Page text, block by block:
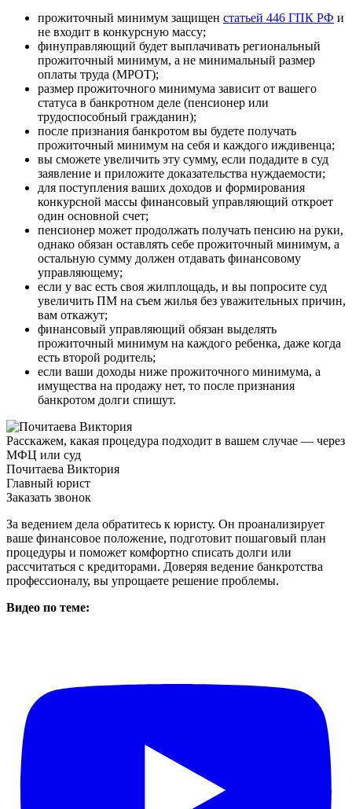
прожиточный минимум защищен статьей 446 ГПК РФ и
не входит в конкурсную массу;
финуправляющий будет выплачивать региональный
прожиточный минимум, а не минимальный размер
оплаты труда (МРОТ);
размер прожиточного минимума зависит от вашего
статуса в банкротном деле (пенсионер или
трудоспособный гражданин);
после признания банкротом вы будете получать
прожиточный минимум на себя и каждого иждивенца;
вы сможете увеличить эту сумму, если подадите в суд
заявление и приложите доказательства нуждаемости;
для поступления ваших доходов и формирования
конкурсной массы финансовый управляющий откроет
один основной счет;
пенсионер может продолжать получать пенсию на руки,
однако обязан оставлять себе прожиточный минимум, а
остальную сумму должен отдавать финансовому
управляющему;
если у вас есть своя жилплощадь, и вы попросите суд
увеличить ПМ на съем жилья без уважительных причин,
вам откажут;
финансовый управляющий обязан выделять
прожиточный минимум на каждого ребенка, даже когда
есть второй родитель;
если ваши доходы ниже прожиточного минимума, а
имущества на продажу нет, то после признания
банкротом долги спишут.
Расскажем, какая процедура подходит в вашем случае — через
МФЦ или суд
Почитаева Виктория
Главный юрист
Заказать звонок
За ведением дела обратитесь к юристу. Он проанализирует
ваше финансовое положение, подготовит пошаговый план
процедуры и поможет комфортно списать долги или
рассчитаться с кредиторами. Доверяя ведение банкротства
профессионалу, вы упрощаете решение проблемы.
Видео по теме: